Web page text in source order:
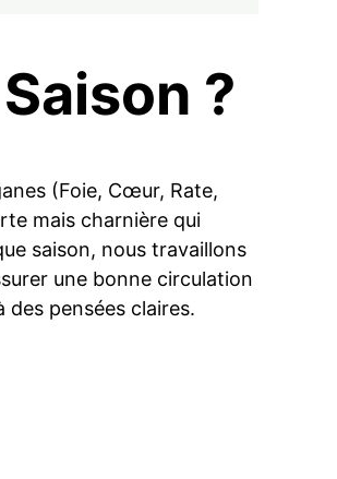
?
(Foie, Cœur, Rate,
mais charnière qui
saison, nous travaillons
une bonne circulation
des pensées claires.